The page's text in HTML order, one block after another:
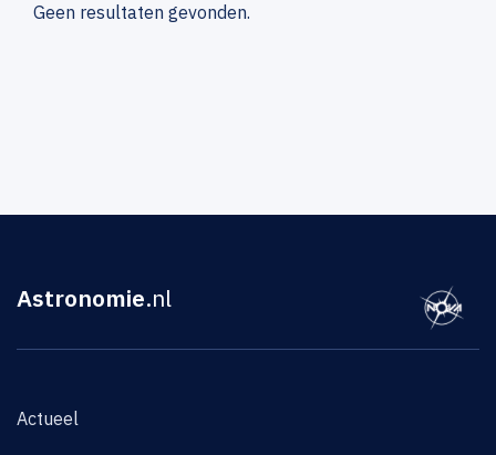
Geen resultaten gevonden.
Astronomie.nl
Actueel